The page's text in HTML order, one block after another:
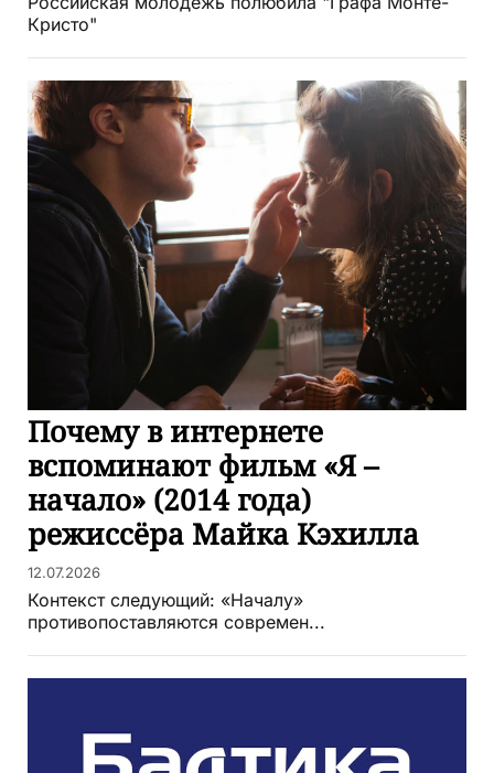
Кристо"
Почему в интернете
вспоминают фильм «Я –
начало» (2014 года)
режиссёра Майка Кэхилла
12.07.2026
Контекст следующий: «Началу»
противопоставляются современ...